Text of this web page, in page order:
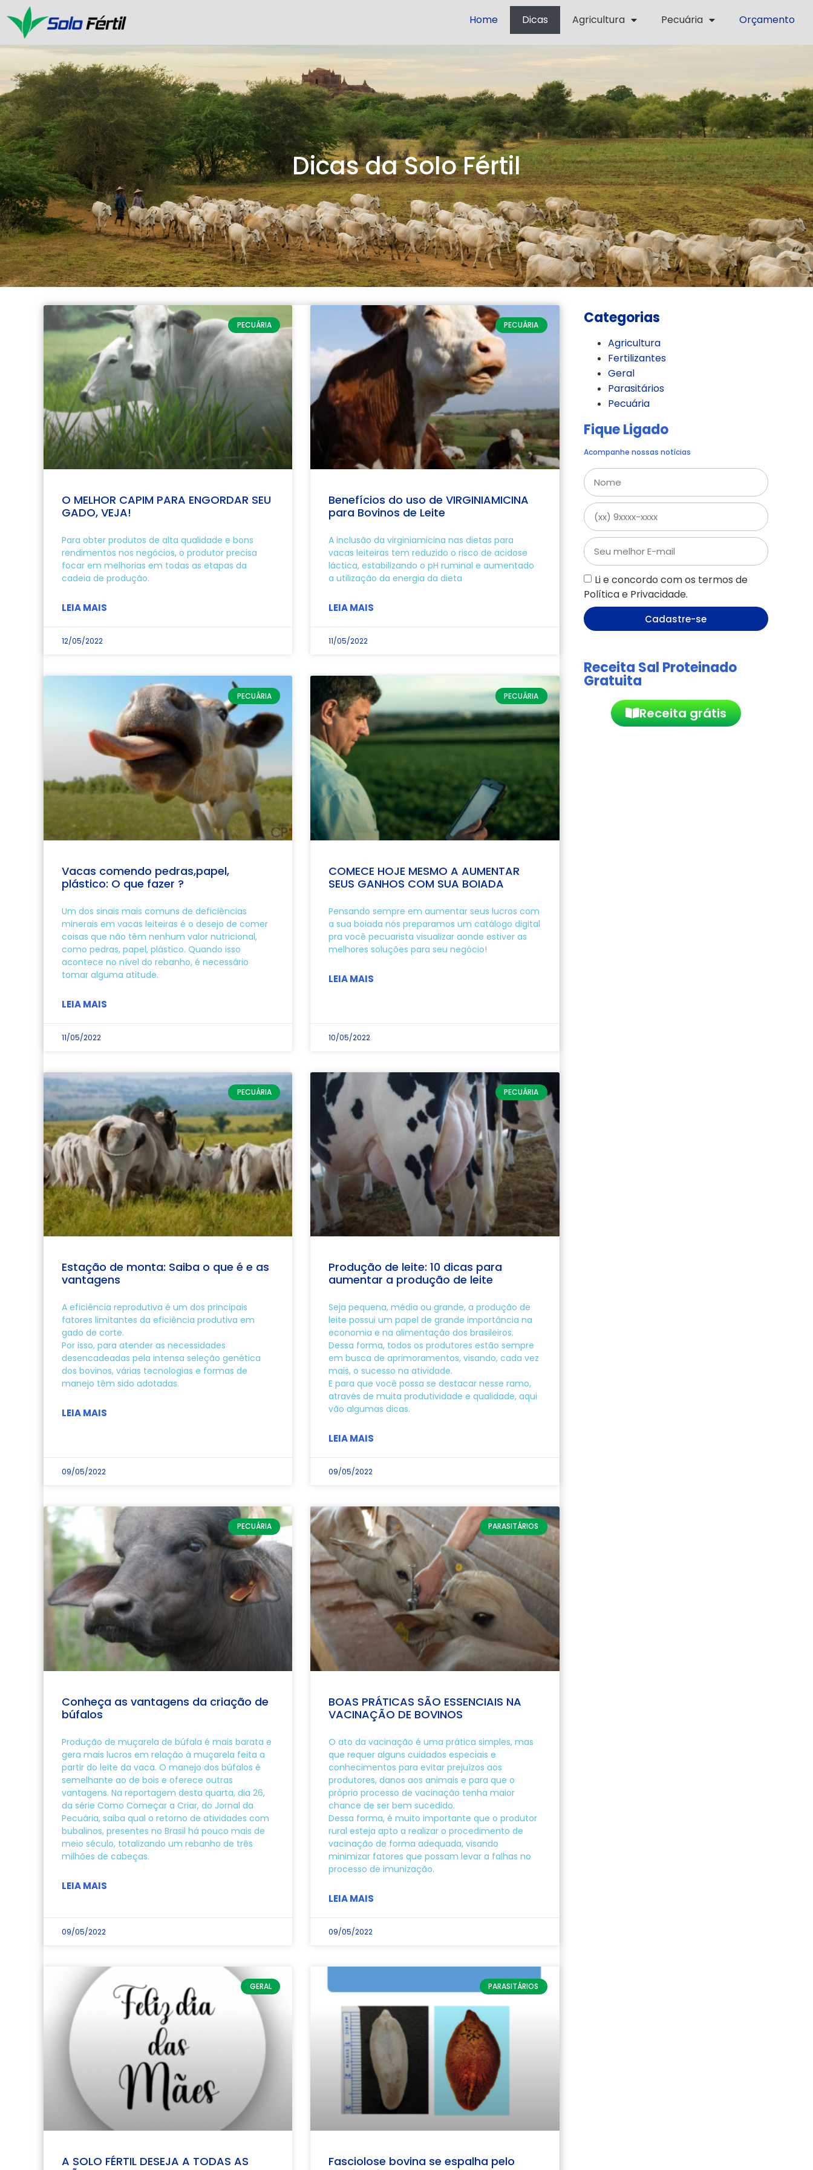
Home Dicas Agricultura Pecuária Orçamento
Dicas da Solo Fértil
PECUÁRIA
O MELHOR CAPIM PARA ENGORDAR SEU
GADO, VEJA!
Para obter produtos de alta qualidade e bons
rendimentos nos negócios, o produtor precisa
focar em melhorias em todas as etapas da
cadeia de produção.
LEIA MAIS
12/05/2022
PECUÁRIA
Benefícios do uso de VIRGINIAMICINA
para Bovinos de Leite
A inclusão da virginiamicina nas dietas para
vacas leiteiras tem reduzido o risco de acidose
láctica, estabilizando o pH ruminal e aumentado
a utilização da energia da dieta
LEIA MAIS
11/05/2022
PECUÁRIA
Vacas comendo pedras,papel,
plástico: O que fazer ?
Um dos sinais mais comuns de deficiências
minerais em vacas leiteiras é o desejo de comer
coisas que não têm nenhum valor nutricional,
como pedras, papel, plástico. Quando isso
acontece no nível do rebanho, é necessário
tomar alguma atitude.
LEIA MAIS
11/05/2022
PECUÁRIA
COMECE HOJE MESMO A AUMENTAR
SEUS GANHOS COM SUA BOIADA
Pensando sempre em aumentar seus lucros com
a sua boiada nós preparamos um catálogo digital
pra você pecuarista visualizar aonde estiver as
melhores soluções para seu negócio!
LEIA MAIS
10/05/2022
PECUÁRIA
Estação de monta: Saiba o que é e as
vantagens
A eficiência reprodutiva é um dos principais
fatores limitantes da eficiência produtiva em
gado de corte.
Por isso, para atender as necessidades
desencadeadas pela intensa seleção genética
dos bovinos, várias tecnologias e formas de
manejo têm sido adotadas.
LEIA MAIS
09/05/2022
PECUÁRIA
Produção de leite: 10 dicas para
aumentar a produção de leite
Seja pequena, média ou grande, a produção de
leite possui um papel de grande importância na
economia e na alimentação dos brasileiros.
Dessa forma, todos os produtores estão sempre
em busca de aprimoramentos, visando, cada vez
mais, o sucesso na atividade.
E para que você possa se destacar nesse ramo,
através de muita produtividade e qualidade, aqui
vão algumas dicas.
LEIA MAIS
09/05/2022
PECUÁRIA
Conheça as vantagens da criação de
búfalos
Produção de muçarela de búfala é mais barata e
gera mais lucros em relação à muçarela feita a
partir do leite da vaca. O manejo dos búfalos é
semelhante ao de bois e oferece outras
vantagens. Na reportagem desta quarta, dia 26,
da série Como Começar a Criar, do Jornal da
Pecuária, saiba qual o retorno de atividades com
bubalinos, presentes no Brasil há pouco mais de
meio século, totalizando um rebanho de três
milhões de cabeças.
LEIA MAIS
09/05/2022
PARASITÁRIOS
BOAS PRÁTICAS SÃO ESSENCIAIS NA
VACINAÇÃO DE BOVINOS
O ato da vacinação é uma prática simples, mas
que requer alguns cuidados especiais e
conhecimentos para evitar prejuízos aos
produtores, danos aos animais e para que o
próprio processo de vacinação tenha maior
chance de ser bem sucedido.
Dessa forma, é muito importante que o produtor
rural esteja apto a realizar o procedimento de
vacinação de forma adequada, visando
minimizar fatores que possam levar a falhas no
processo de imunização.
LEIA MAIS
09/05/2022
GERAL
A SOLO FÉRTIL DESEJA A TODAS AS
PARASITÁRIOS
Fasciolose bovina se espalha pelo
Categorias
Agricultura
Fertilizantes
Geral
Parasitários
Pecuária
Fique Ligado
Acompanhe nossas notícias
Li e concordo com os termos de
Política e Privacidade.
Cadastre-se
Receita Sal Proteinado
Gratuita
Receita grátis